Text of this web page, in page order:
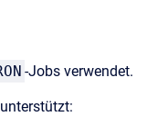
-Jobs verwendet.